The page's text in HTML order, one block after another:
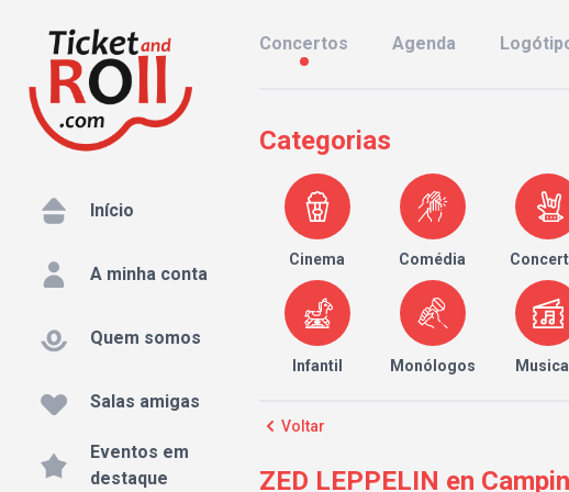
Início
A minha conta
Quem somos
Salas amigas
Eventos em
destaque
Concertos Agenda
Categorias
Cinema Comédia
Infantil Monólogos
Voltar
ZED LEPPELIN en